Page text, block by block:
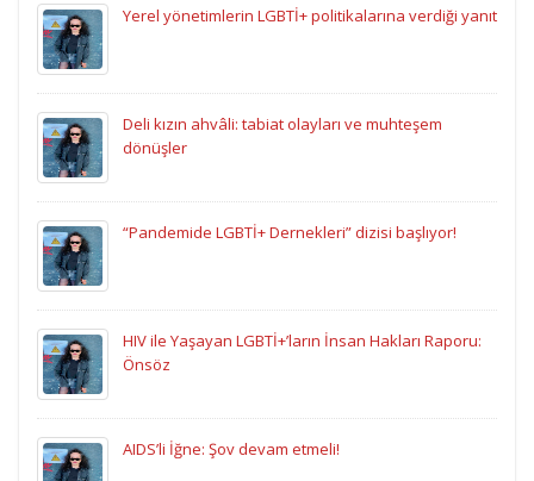
Yerel yönetimlerin LGBTİ+ politikalarına verdiği yanıt
Deli kızın ahvâli: tabiat olayları ve muhteşem
dönüşler
“Pandemide LGBTİ+ Dernekleri” dizisi başlıyor!
HIV ile Yaşayan LGBTİ+’ların İnsan Hakları Raporu:
Önsöz
AIDS’li İğne: Şov devam etmeli!